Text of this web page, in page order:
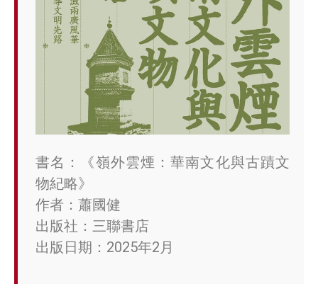
書名：《嶺外雲煙：華南文化與古蹟文
物紀略》
作者：蕭國健
出版社：三聯書店
出版日期：2025年2月